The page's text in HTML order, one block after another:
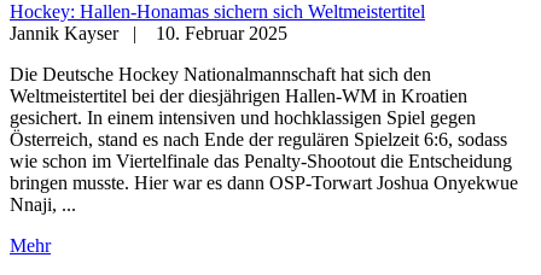
Hockey: Hallen-Honamas sichern sich Weltmeistertitel
Jannik Kayser| 10. Februar 2025
Die Deutsche Hockey Nationalmannschaft hat sich den
Weltmeistertitel bei der diesjährigen Hallen-WM in Kroatien
gesichert. In einem intensiven und hochklassigen Spiel gegen
Österreich, stand es nach Ende der regulären Spielzeit 6:6, sodass
wie schon im Viertelfinale das Penalty-Shootout die Entscheidung
bringen musste. Hier war es dann OSP-Torwart Joshua Onyekwue
Nnaji, ...
Mehr